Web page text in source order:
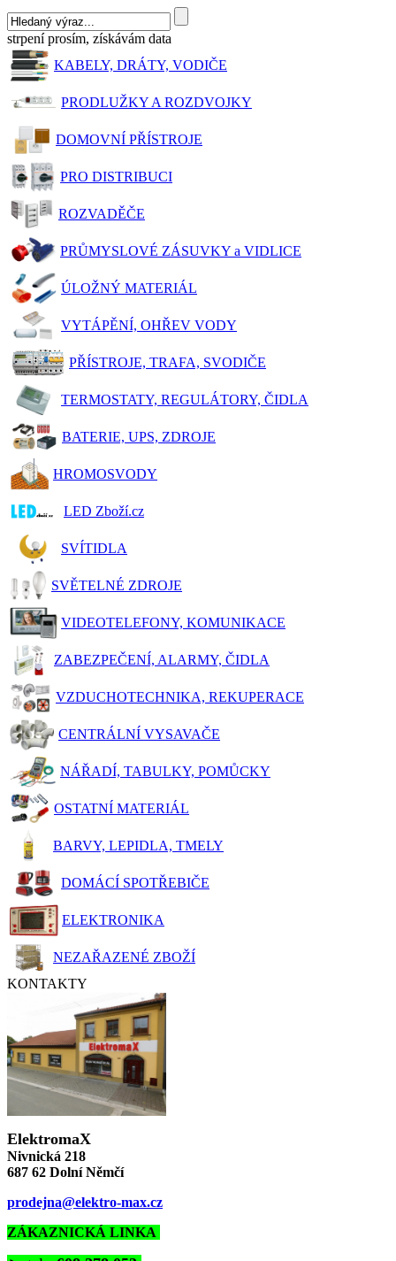
strpení prosím, získávám data
KABELY, DRÁTY, VODIČE
PRODLUŽKY A ROZDVOJKY
DOMOVNÍ PŘÍSTROJE
PRO DISTRIBUCI
ROZVADĚČE
PRŮMYSLOVÉ ZÁSUVKY a VIDLICE
ÚLOŽNÝ MATERIÁL
VYTÁPĚNÍ, OHŘEV VODY
PŘÍSTROJE, TRAFA, SVODIČE
TERMOSTATY, REGULÁTORY, ČIDLA
BATERIE, UPS, ZDROJE
HROMOSVODY
LED Zboží.cz
SVÍTIDLA
SVĚTELNÉ ZDROJE
VIDEOTELEFONY, KOMUNIKACE
ZABEZPEČENÍ, ALARMY, ČIDLA
VZDUCHOTECHNIKA, REKUPERACE
CENTRÁLNÍ VYSAVAČE
NÁŘADÍ, TABULKY, POMŮCKY
OSTATNÍ MATERIÁL
BARVY, LEPIDLA, TMELY
DOMÁCÍ SPOTŘEBIČE
ELEKTRONIKA
NEZAŘAZENÉ ZBOŽÍ
KONTAKTY
ElektromaX
Nivnická 218
687 62 Dolní Němčí
prodejna@elektro-max.cz
ZÁKAZNICKÁ LINKA